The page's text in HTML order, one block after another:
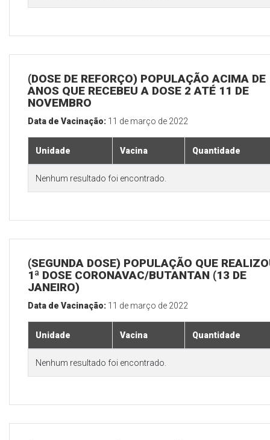
(DOSE DE REFORÇO) POPULAÇÃO ACIMA DE
ANOS QUE RECEBEU A DOSE 2 ATÉ 11 DE
NOVEMBRO
Data de Vacinação: 11 de março de 2022
Unidade Vacina Quantidade
Nenhum resultado foi encontrado.
(SEGUNDA DOSE) POPULAÇÃO QUE
1ª DOSE CORONAVAC/BUTANTAN (13 DE
JANEIRO)
Data de Vacinação: 11 de março de 2022
Unidade Vacina Quantidade
Nenhum resultado foi encontrado.